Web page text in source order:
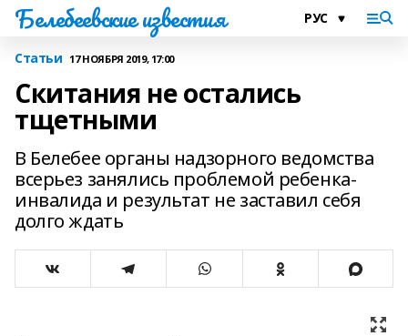
Белебеевские известия
Статьи 17 НОЯБРЯ 2019, 17:00
Скитания не остались
тщетными
В Белебее органы надзорного ведомства
всерьез занялись проблемой ребенка-
инвалида и результат не заставил себя
долго ждать